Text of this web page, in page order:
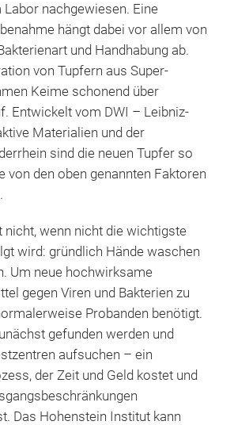
nachgewiesen. Eine
hängt dabei vor allem von
und Handhabung ab.
von Tupfern aus Super-
Keime schonend über
Entwickelt vom DWI – Leibniz-
Materialien und der
sind die neuen Tupfer so
von den oben genannten Faktoren
nicht, wenn nicht die wichtigste
wird: gründlich Hände waschen
Um neue hochwirksame
gegen Viren und Bakterien zu
Probanden benötigt.
gefunden werden und
aufsuchen – ein
der Zeit und Geld kostet und
Das Hohenstein Institut kann